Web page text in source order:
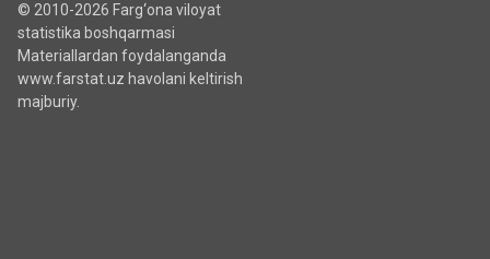
© 2010-2026 Farg‘ona viloyat
statistika boshqarmasi
Materiallardan foydalanganda
www.farstat.uz havolani keltirish
majburiy.